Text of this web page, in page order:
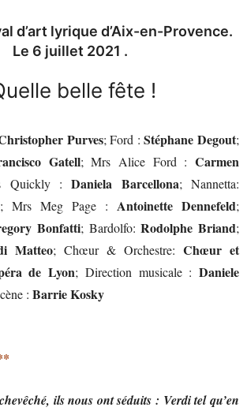
d’art lyrique d’Aix-en-Provence.
Le 6 juillet 2021 .
belle fête !
Purves; Ford :Stéphane Degout;
Gatell; Mrs Alice Ford :Carmen
Quickly :Daniela Barcellona; Nannetta:
; Mrs Meg Page : Antoinette Dennefeld;
Bonfatti; Bardolfo:Rodolphe Briand;
Matteo; Chœur & Orchestre: Chœur et
de Lyon; Direction musicale : Daniele
: Barrie Kosky
ils nous ont séduits : Verdi tel qu’en